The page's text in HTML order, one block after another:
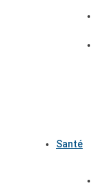
Santé